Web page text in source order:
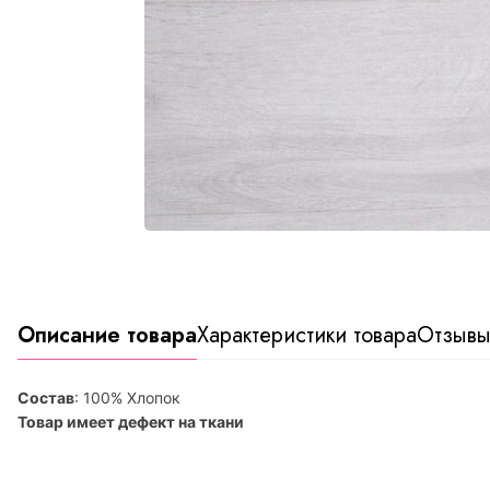
Описание товараХарактеристики товараОтзывы
Состав: 100% Хлопок
Товар имеет дефект на ткани